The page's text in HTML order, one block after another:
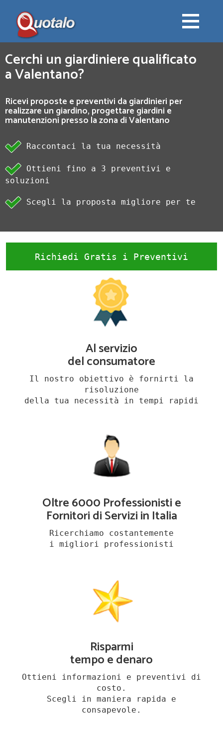
Cerchi un giardiniere qualificato
a Valentano?
Ricevi proposte e preventivi da giardinieri per
realizzare un giardino, progettare giardini e
manutenzioni presso la zona di Valentano
Raccontaci la tua necessità
Ottieni fino a 3 preventivi e
soluzioni
Scegli la proposta migliore per te
Richiedi Gratis i Preventivi
Al servizio
del consumatore
Il nostro obiettivo è fornirti la
risoluzione
della tua necessità in tempi rapidi
Oltre 6000 Professionisti e
Fornitori di Servizi in Italia
Ricerchiamo costantemente
i migliori professionisti
Risparmi
tempo e denaro
Ottieni informazioni e preventivi di
costo.
Scegli in maniera rapida e
consapevole.